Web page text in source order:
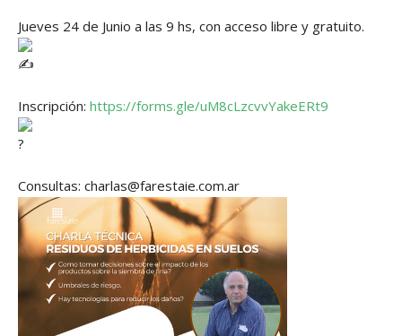
Jueves 24 de Junio a las 9 hs, con acceso libre y gratuito.
Inscripción: https://forms.gle/uM8cLzcvvYakeERt9
Consultas: charlas@farestaie.com.ar